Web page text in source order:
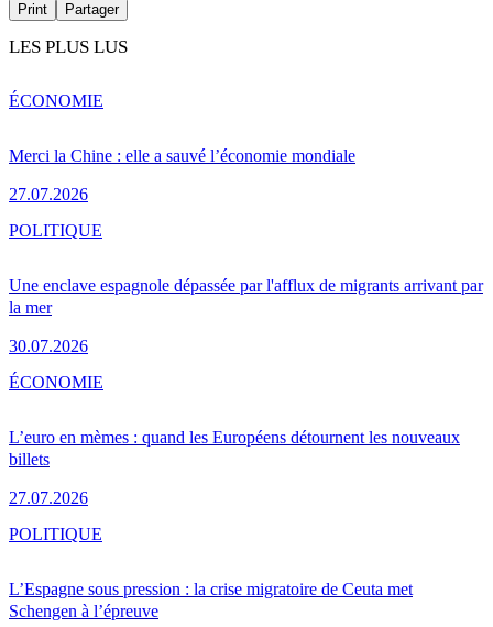
Print Partager
LES PLUS LUS
Merci la Chine : elle a sauvé l’économie mondiale
27.07.2026
ÉCONOMIE
Une enclave espagnole dépassée par l'afflux de migrants arrivant par
la mer
30.07.2026
POLITIQUE
L’euro en mèmes : quand les Européens détournent les nouveaux
billets
27.07.2026
ÉCONOMIE
L’Espagne sous pression : la crise migratoire de Ceuta met
Schengen à l’épreuve
POLITIQUE